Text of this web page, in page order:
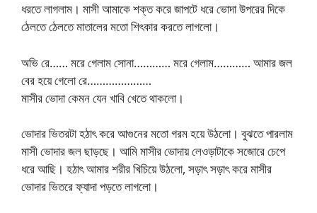
ধরতে লাগলাম। মাসী আমাকে শক্ত করে জাপটে ধরে ভোদা উপরের দিকে
ঠেলতে ঠেলতে মাতালের মতো শিৎকার করতে লাগলো।
অভি রে…… মরে গেলাম সোনা………… মরে গেলাম………… আমার জল
বের হয়ে গেলো রে…………………
মাসীর ভোদা কেমন যেন খাবি খেতে থাকলো।
ভোদার ভিতরটা হঠাৎ করে আগুনের মতো গরম হয়ে উঠলো। বুঝতে পারলাম
মাসী ভোদার জল ছাড়ছে। আমি মাসীর ভোদায় লেওড়াটাকে সজোরে চেপে
ধরে আছি। হঠাৎ আমার শরীর খিচিয়ে উঠলো, সড়াৎ সড়াৎ করে মাসীর
ভোদার ভিতরে ফ্যাদা পড়তে লাগলো।